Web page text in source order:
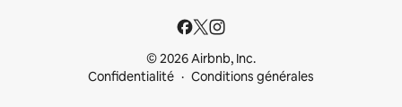
© 2026 Airbnb, Inc.
Confidentialité
Conditions générales